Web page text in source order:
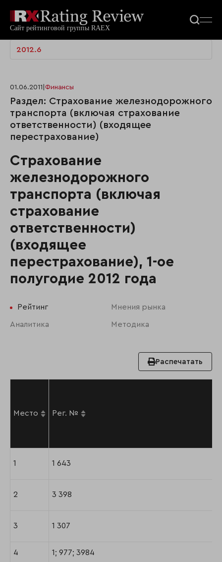
2012.6
01.06.2011 Финансы
Раздел: Страхование железнодорожного
транспорта (включая страхование
ответственности) (входящее
перестрахование)
Страхование
железнодорожного
транспорта (включая
страхование
ответственности)
(входящее
перестрахование), 1-ое
полугодие 2012 года
Рейтинг Мнения рынка
Аналитика Методика
Распечатать
Место Рег. №
1 1 643
2 3 398
3 1 307
4 1; 977; 3984